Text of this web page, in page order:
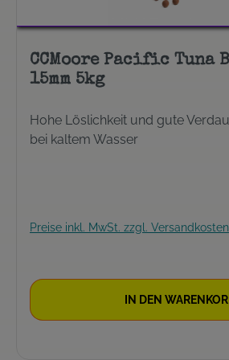
CCMoore Pacific Tuna
15mm 5kg
Hohe Löslichkeit und gute
bei kaltem Wasser
Preise inkl. MwSt. zzgl. Versandkosten
IN DEN